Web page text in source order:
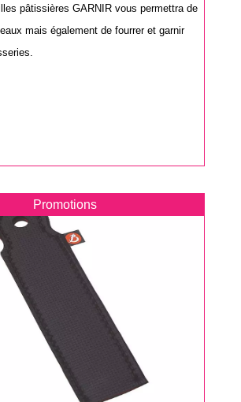
pâtissières GARNIR vous permettra de
mais également de fourrer et garnir
Promotions